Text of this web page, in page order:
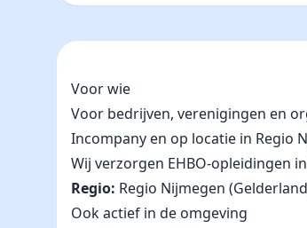
Voor wie
Voor bedrijven, verenigingen en
Incompany en op locatie in Regio
Wij verzorgen EHBO-opleidingen
Regio: Regio Nijmegen
Ook actief in de omgeving